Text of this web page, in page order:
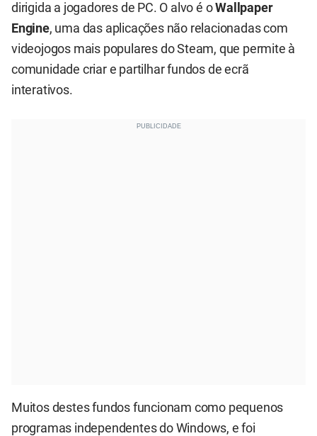
dirigida a jogadores de PC. O alvo é oWallpaper
Engine, uma das aplicações não relacionadas com
videojogos mais populares do Steam, que permite à
comunidade criar e partilhar fundos de ecrã
interativos.
Muitos destes fundos funcionam como pequenos
programas independentes do Windows, e foi